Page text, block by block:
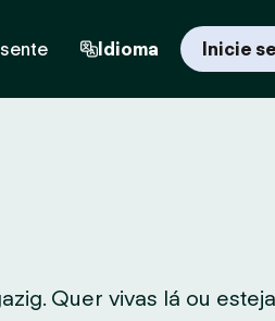
Idioma Inicie
Quer vivas lá ou